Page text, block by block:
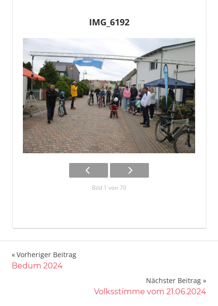
IMG_6192
Bild 1 von 70
Beitragsnavigation
Vorheriger Beitrag
Bedum 2024
Nächster Beitrag
Volksstimme vom 21.06.2024